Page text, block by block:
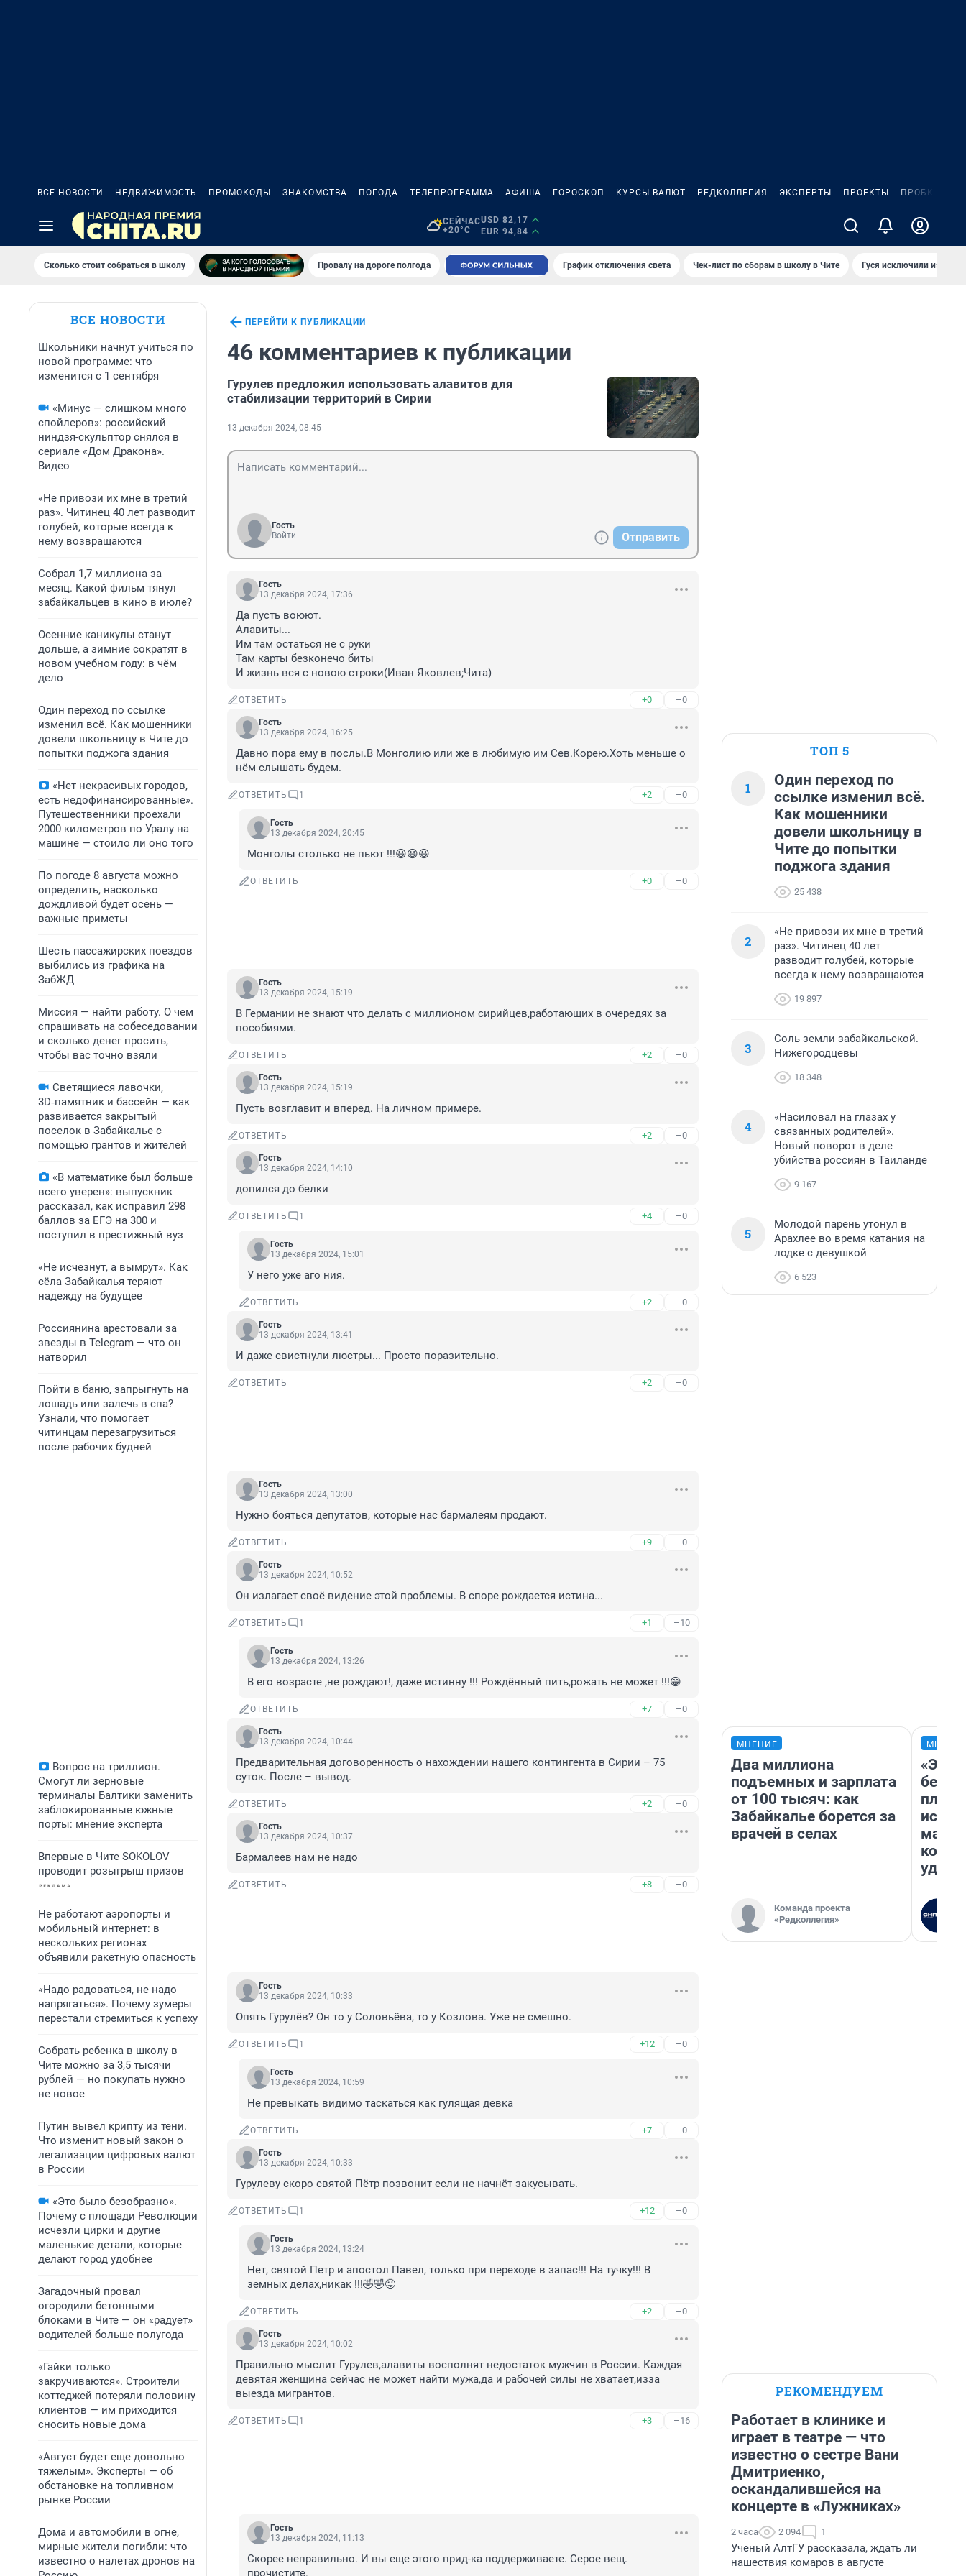
ВСЕ НОВОСТИ НЕДВИЖИМОСТЬ ПРОМОКОДЫ ЗНАКОМСТВА ПОГОДА ТЕЛЕПРОГРАММА АФИША ГОРОСКОП КУРСЫ ВАЛЮТ РЕДКОЛЛЕГИЯ ЭКСПЕРТЫ ПРОЕКТЫ ПРОБКИ
СЕЙЧАС
+20°C
USD 82,17
EUR 94,84
Сколько стоит собраться в школу Провалу на дороге полгода График отключения света Чек-лист по сборам в школу в Чите Гуся исключили из
ВСЕ НОВОСТИ
Школьники начнут учиться по
новой программе: что
изменится с 1 сентября
«Минус — слишком много
спойлеров»: российский
ниндзя-скульптор снялся в
сериале «Дом Дракона».
Видео
«Не привози их мне в третий
раз». Читинец 40 лет разводит
голубей, которые всегда к
нему возвращаются
Собрал 1,7 миллиона за
месяц. Какой фильм тянул
забайкальцев в кино в июле?
Осенние каникулы станут
дольше, а зимние сократят в
новом учебном году: в чём
дело
Один переход по ссылке
изменил всё. Как мошенники
довели школьницу в Чите до
попытки поджога здания
«Нет некрасивых городов,
есть недофинансированные».
Путешественники проехали
2000 километров по Уралу на
машине — стоило ли оно того
По погоде 8 августа можно
определить, насколько
дождливой будет осень —
важные приметы
Шесть пассажирских поездов
выбились из графика на
ЗабЖД
Миссия — найти работу. О чем
спрашивать на собеседовании
и сколько денег просить,
чтобы вас точно взяли
Светящиеся лавочки,
3D‑памятник и бассейн — как
развивается закрытый
поселок в Забайкалье с
помощью грантов и жителей
«В математике был больше
всего уверен»: выпускник
рассказал, как исправил 298
баллов за ЕГЭ на 300 и
поступил в престижный вуз
«Не исчезнут, а вымрут». Как
сёла Забайкалья теряют
надежду на будущее
Россиянина арестовали за
звезды в Telegram — что он
натворил
Пойти в баню, запрыгнуть на
лошадь или залечь в спа?
Узнали, что помогает
читинцам перезагрузиться
после рабочих будней
Вопрос на триллион.
Смогут ли зерновые
терминалы Балтики заменить
заблокированные южные
порты: мнение эксперта
Впервые в Чите SOKOLOV
проводит розыгрыш призов
Не работают аэропорты и
мобильный интернет: в
нескольких регионах
объявили ракетную опасность
«Надо радоваться, не надо
напрягаться». Почему зумеры
перестали стремиться к успеху
Собрать ребенка в школу в
Чите можно за 3,5 тысячи
рублей — но покупать нужно
не новое
Путин вывел крипту из тени.
Что изменит новый закон о
легализации цифровых валют
в России
«Это было безобразно».
Почему с площади Революции
исчезли цирки и другие
маленькие детали, которые
делают город удобнее
Загадочный провал
огородили бетонными
блоками в Чите — он «радует»
водителей больше полугода
«Гайки только
закручиваются». Строители
коттеджей потеряли половину
клиентов — им приходится
сносить новые дома
«Август будет еще довольно
тяжелым». Эксперты — об
обстановке на топливном
рынке России
Дома и автомобили в огне,
мирные жители погибли: что
известно о налетах дронов на
ПЕРЕЙТИ К ПУБЛИКАЦИИ
46 комментариев к публикации
Гурулев предложил использовать алавитов для
стабилизации территорий в Сирии
13 декабря 2024, 08:45
Гость
Войти
Отправить
Гость
13 декабря 2024, 17:36
Да пусть воюют.
Алавиты...
Им там остаться не с руки
Там карты безконечо биты
И жизнь вся с новою строки(Иван Яковлев;Чита)
ОТВЕТИТЬ +0 –0
Гость
13 декабря 2024, 16:25
Давно пора ему в послы.В Монголию или же в любимую им Сев.Корею.Хоть меньше о
нём слышать будем.
ОТВЕТИТЬ 1 +2 –0
Гость
13 декабря 2024, 20:45
Монголы столько не пьют !!!😆😆😆
ОТВЕТИТЬ +0 –0
Гость
13 декабря 2024, 15:19
В Германии не знают что делать с миллионом сирийцев,работающих в очередях за
пособиями.
ОТВЕТИТЬ +2 –0
Гость
13 декабря 2024, 15:19
Пусть возглавит и вперед. На личном примере.
ОТВЕТИТЬ +2 –0
Гость
13 декабря 2024, 14:10
допился до белки
ОТВЕТИТЬ 1 +4 –0
Гость
13 декабря 2024, 15:01
У него уже аго ния.
ОТВЕТИТЬ +2 –0
Гость
13 декабря 2024, 13:41
И даже свистнули люстры... Просто поразительно.
ОТВЕТИТЬ +2 –0
Гость
13 декабря 2024, 13:00
Нужно бояться депутатов, которые нас бармалеям продают.
ОТВЕТИТЬ +9 –0
Гость
13 декабря 2024, 10:52
Он излагает своё видение этой проблемы. В споре рождается истина...
ОТВЕТИТЬ 1 +1 –10
Гость
13 декабря 2024, 13:26
В его возрасте ,не рождают!, даже истинну !!! Рождённый пить,рожать не может !!!😁
ОТВЕТИТЬ +7 –0
Гость
13 декабря 2024, 10:44
Предварительная договоренность о нахождении нашего контингента в Сирии – 75
суток. После – вывод.
ОТВЕТИТЬ +2 –0
Гость
13 декабря 2024, 10:37
Бармалеев нам не надо
ОТВЕТИТЬ +8 –0
Гость
13 декабря 2024, 10:33
Опять Гурулёв? Он то у Соловьёва, то у Козлова. Уже не смешно.
ОТВЕТИТЬ 1 +12 –0
Гость
13 декабря 2024, 10:59
Не превыкать видимо таскаться как гулящая девка
ОТВЕТИТЬ +7 –0
Гость
13 декабря 2024, 10:33
Гурулеву скоро святой Пётр позвонит если не начнёт закусывать.
ОТВЕТИТЬ 1 +12 –0
Гость
13 декабря 2024, 13:24
Нет, святой Петр и апостол Павел, только при переходе в запас!!! На тучку!!! В
земных делах,никак !!!🤣🤣😜
ОТВЕТИТЬ +2 –0
Гость
13 декабря 2024, 10:02
Правильно мыслит Гурулев,алавиты восполнят недостаток мужчин в России. Каждая
девятая женщина сейчас не может найти мужа,да и рабочей силы не хватает,изза
выезда мигрантов.
ОТВЕТИТЬ 1 +3 –16
Гость
13 декабря 2024, 11:13
Скорее неправильно. И вы еще этого прид-ка поддерживаете. Серое вещ.
прочистите.
ТОП 5
1
Один переход по
ссылке изменил всё.
Как мошенники
довели школьницу в
Чите до попытки
поджога здания
25 438
2
«Не привози их мне в третий
раз». Читинец 40 лет
разводит голубей, которые
всегда к нему возвращаются
19 897
3
Соль земли забайкальской.
Нижегородцевы
18 348
4
«Насиловал на глазах у
связанных родителей».
Новый поворот в деле
убийства россиян в Таиланде
9 167
5
Молодой парень утонул в
Арахлее во время катания на
лодке с девушкой
6 523
МНЕНИЕ
Два миллиона
подъемных и зарплата
от 100 тысяч: как
Забайкалье борется за
врачей в селах
Команда проекта
«Редколлегия»
«Это
РЕКОМЕНДУЕМ
Работает в клинике и
играет в театре — что
известно о сестре Вани
Дмитриенко,
оскандалившейся на
концерте в «Лужниках»
2 часа 2 094 1
Ученый АлтГУ рассказала, ждать ли
нашествия комаров в августе